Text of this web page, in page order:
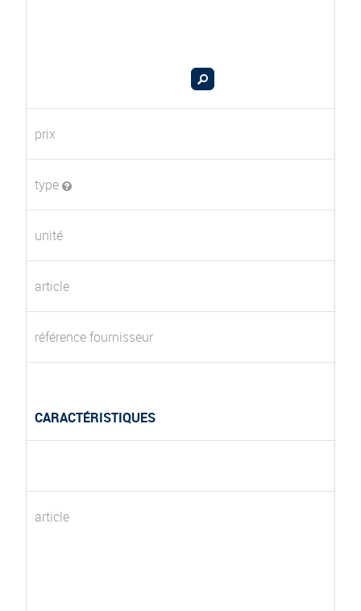
prix
type
unité
article
référence fournisseur
CARACTÉRISTIQUES
article